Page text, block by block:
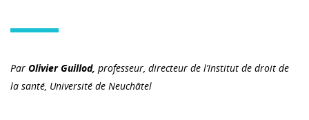
Par Olivier Guillod, professeur, directeur de l’Institut de droit de
la santé, Université de Neuchâtel